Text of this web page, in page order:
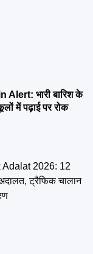
भारी बारिश के
में पढ़ाई पर रोक